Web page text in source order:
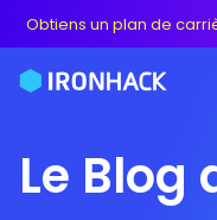
Obtiens un plan de
Le